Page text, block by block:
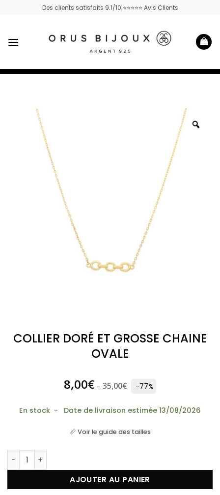
Des clients satisfaits 9.1/10 ⭐⭐⭐⭐⭐ Avis Clients
COLLIER DORÉ ET GROSSE CHAINE
OVALE
8,00€ -35,00€ -77%
En stock - Date de livraison estimée 13/08/2026
📏 Voir le guide des tailles
quantité de Collier doré et grosse chaine ovale
AJOUTER AU PANIER